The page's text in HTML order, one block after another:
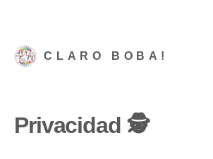
CLARO BOBA!
Privacidad 🕵️